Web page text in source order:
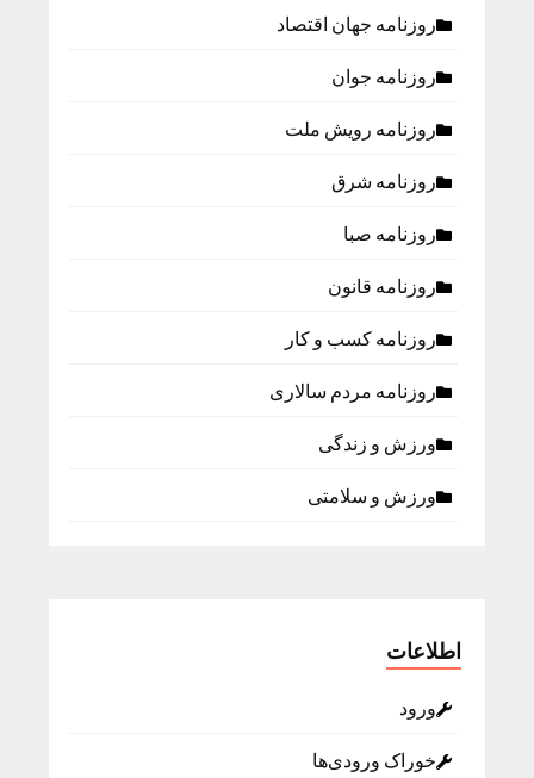
روزنامه جهان اقتصاد
روزنامه جوان
روزنامه رویش ملت
روزنامه شرق
روزنامه صبا
روزنامه قانون
روزنامه كسب و كار
روزنامه مردم سالاری
ورزش و زندگی
ورزش و سلامتی
اطلاعات
ورود
خوراک ورودی‌ها